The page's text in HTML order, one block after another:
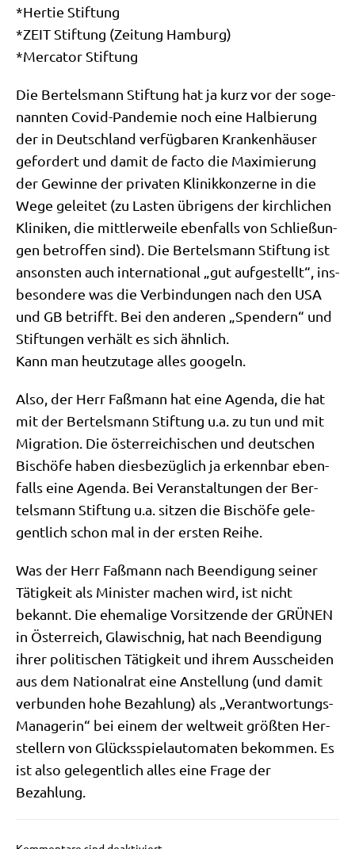
*Her­tie Stiftung
*ZEIT Stif­tung (Zei­tung Hamburg)
*Mer­ca­tor Stiftung
Die Ber­tels­mann Stif­tung hat ja kurz vor der soge­
nann­ten Covid-Pan­de­mie noch eine Hal­bie­rung
der in Deutsch­land ver­füg­ba­ren Kran­ken­häu­ser
gefor­dert und damit de fac­to die Maxi­mie­rung
der Gewin­ne der pri­va­ten Kli­nik­kon­zer­ne in die
Wege gelei­tet (zu Lasten übri­gens der kirch­li­chen
Kli­ni­ken, die mitt­ler­wei­le eben­falls von Schlie­ßun­
gen betrof­fen sind). Die Ber­tels­mann Stif­tung ist
anson­sten auch inter­na­tio­nal „gut auf­ge­stellt“, ins­
be­son­de­re was die Ver­bin­dun­gen nach den USA
und GB betrifft. Bei den ande­ren „Spen­dern“ und
Stif­tun­gen ver­hält es sich ähnlich.
Kann man heut­zu­ta­ge alles googeln.
Also, der Herr Faß­mann hat eine Agen­da, die hat
mit der Ber­tels­mann Stif­tung u.a. zu tun und mit
Migra­ti­on. Die öster­rei­chi­schen und deut­schen
Bischö­fe haben dies­be­züg­lich ja erkenn­bar eben­
falls eine Agen­da. Bei Ver­an­stal­tun­gen der Ber­
tels­mann Stif­tung u.a. sit­zen die Bischö­fe gele­
gent­lich schon mal in der ersten Reihe.
Was der Herr Faß­mann nach Been­di­gung sei­ner
Tätig­keit als Mini­ster machen wird, ist nicht
bekannt. Die ehe­ma­li­ge Vor­sit­zen­de der GRÜNEN
in Öster­reich, Gla­wi­sch­nig, hat nach Been­di­gung
ihrer poli­ti­schen Tätig­keit und ihrem Aus­schei­den
aus dem Natio­nal­rat eine Anstel­lung (und damit
ver­bun­den hohe Bezah­lung) als „Ver­ant­wor­tungs-
Mana­ge­rin“ bei einem der welt­weit größ­ten Her­
stel­lern von Glücks­spiel­au­to­ma­ten bekom­men. Es
ist also gele­gent­lich alles eine Fra­ge der
Bezahlung.